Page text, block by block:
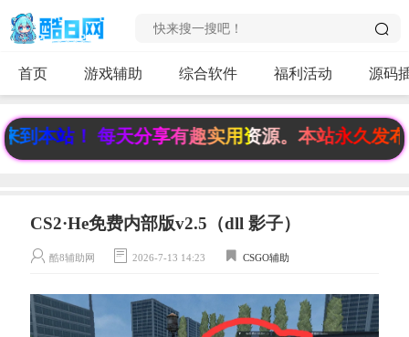
首页 游戏辅助 综合软件 福利活动 源码
本站！ 每天分享有趣实用资源。本站永久发布
CS2·He免费内部版v2.5（dll 影子）
酷8辅助网 2026-7-13 14:23 CSGO辅助